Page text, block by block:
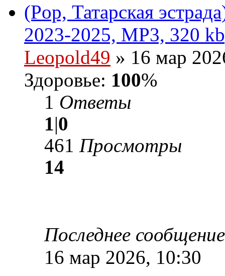
(Pop, Татарская
2023-2025, MP3, 320
Leopold49 » 16 мар
Здоровье: 100%
1 Ответы
1|0
461 Просмотры
14
Последнее
16 мар 2026, 10:30